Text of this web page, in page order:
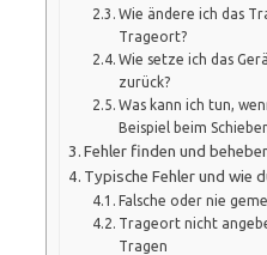
Wie ändere ich das
Trageort?
Wie setze ich das
zurück?
Was kann ich tun,
Beispiel beim
Fehler finden und
Typische Fehler und wie
Falsche oder nie
Trageort nicht
Tragen